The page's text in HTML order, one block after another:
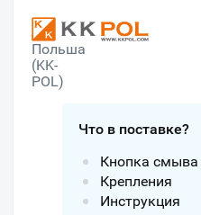
Польша
(KK-
POL)
Что в поставке?
Кнопка смыва
Крепления
Инструкция